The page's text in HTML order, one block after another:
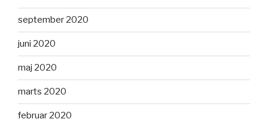
september 2020
juni 2020
maj 2020
marts 2020
februar 2020